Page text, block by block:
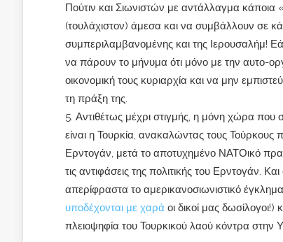
Πούτιν και Σιωνιστών με αντάλλαγμα
(τουλάχιστον) άμεσα και να συμβάλλουν σε
συμπεριλαμβανομένης και της Ιερουσαλήμ!
να πάρουν το μήνυμα ότι μόνο με την αυτο-
οικονομική τους κυριαρχία και να μην
τη πράξη της.
Αντιθέτως μέχρι στιγμής, η μόνη χώρα που
είναι η Τουρκία, ανακαλώντας τους
Ερντογάν, μετά το αποτυχημένο ΝΑΤΟικό
τις αντιφάσεις της πολιτικής του Ερντογάν.
απερίφραστα το αμερικανοσιωνιστικό
υποδέχονται με χαρά οι δικοί μας δωσίλογοι!)
πλειοψηφία του Τουρκικού λαού κόντρα στην